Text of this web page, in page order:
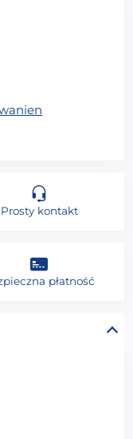
Prosty kontakt
płatność